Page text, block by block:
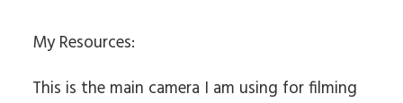
My Resources:
This is the main camera I am using for filming